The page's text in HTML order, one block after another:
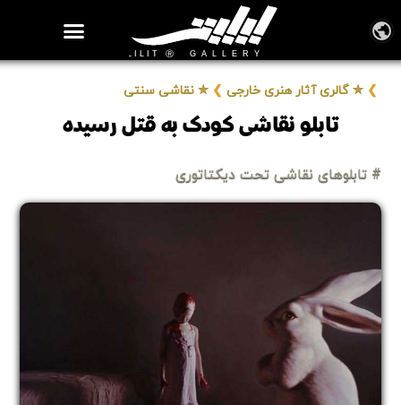
❯ ✮ گالری آثار هنری خارجی ❯ ✮ نقاشی سنتی
تابلو نقاشی کودک به قتل رسیده
# تابلوهای نقاشی تحت دیکتاتوری